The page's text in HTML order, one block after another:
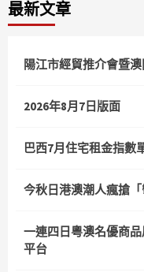
最新文章
陽江市經貿推介會暨
2026年8月7日版面
巴西7月住宅租金指數
今秋日港澳潮人瘋搶「
一連四日粵澳名優商
平台